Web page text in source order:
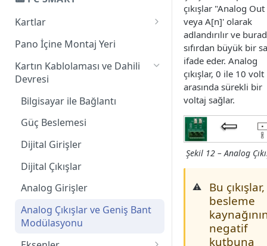
Güç Beslemesi
Dijital Girişler
Dijital Çıkışlar
Analog Çıkışlar ve Geniş Bant
Modülasyonu
Eksenler
Pinlerin Eksenlerle İlgili İşlevi
Handwheel ve Seri Bağlantı
Router Kablolamasına Genel
Bakış
Kartlar
Giriş
PC-Smart 3AS
PC-Smart 4A
PC-Smart 6A
Pano İçine Montaj Yeri
Kartın Kablolaması ve Dahili
Devresi
Bilgisayar ile Bağlantı
Güç Beslemesi
Dijital Girişler
Dijital Çıkışlar
Analog Girişler
Analog Çıkışlar ve Geniş Bant
Modülasyonu
çıkışlar "Analog
veya A[n]' olarak
adlandırılır ve
sıfırdan büyük bir
ifade eder. Analog
çıkışlar, 0 ile 10 volt
arasında sürekli bir
voltaj sağlar.
Şekil 12 – Analog
⚠️
Bu çıkışlar,
besleme
negatif
kutbuna